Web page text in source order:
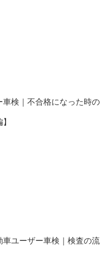
検｜不合格になった時の
車ユーザー車検｜検査の流